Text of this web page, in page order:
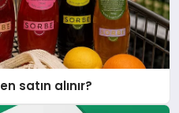
satın alınır?